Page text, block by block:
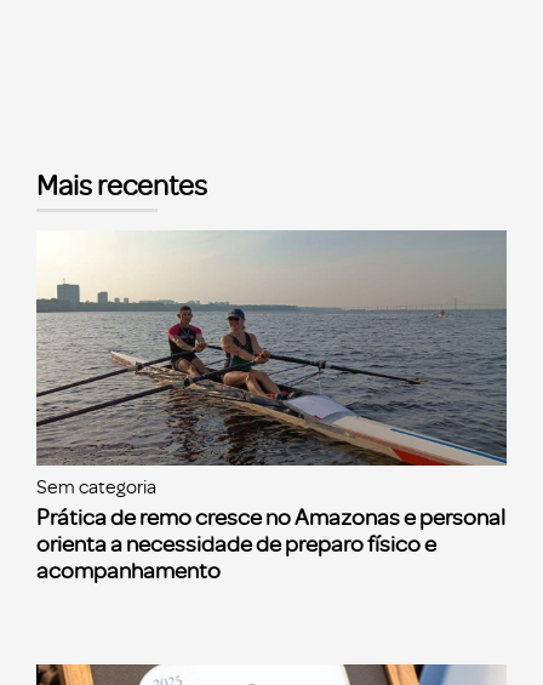
Mais recentes
Sem categoria
Prática de remo cresce no Amazonas e personal
orienta a necessidade de preparo físico e
acompanhamento